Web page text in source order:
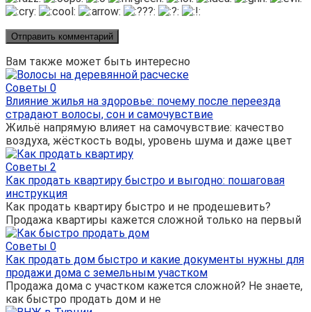
Вам также может быть интересно
Советы 0
Влияние жилья на здоровье: почему после переезда
страдают волосы, сон и самочувствие
Жильё напрямую влияет на самочувствие: качество
воздуха, жёсткость воды, уровень шума и даже цвет
Советы 2
Как продать квартиру быстро и выгодно: пошаговая
инструкция
Как продать квартиру быстро и не продешевить?
Продажа квартиры кажется сложной только на первый
Советы 0
Как продать дом быстро и какие документы нужны для
продажи дома с земельным участком
Продажа дома с участком кажется сложной? Не знаете,
как быстро продать дом и не